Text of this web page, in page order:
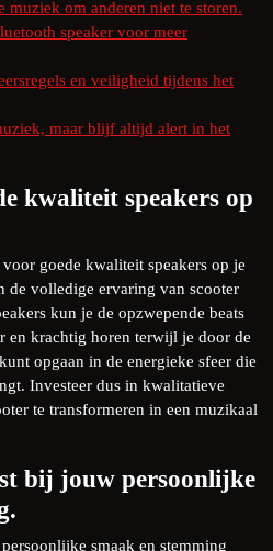
muziek om anderen niet te storen.
speaker voor meer
en veiligheid tijdens het
maar blijf altijd alert in het
kwaliteit speakers op
goede kwaliteit speakers op je
de volledige ervaring van scooter
kun je de opzwepende beats
en krachtig horen terwijl je door de
opgaan in de energieke sfeer die
Investeer dus in kwalitatieve
te transformeren in een muzikaal
bij jouw persoonlijke
smaak en stemming